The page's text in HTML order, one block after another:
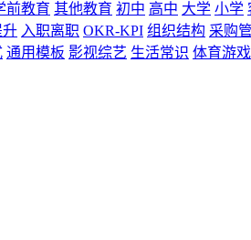
前教育 其他教育 初中 高中 大学 小学
升 入职离职 OKR-KPI 组织结构 采购
通用模板 影视综艺 生活常识 体育游戏